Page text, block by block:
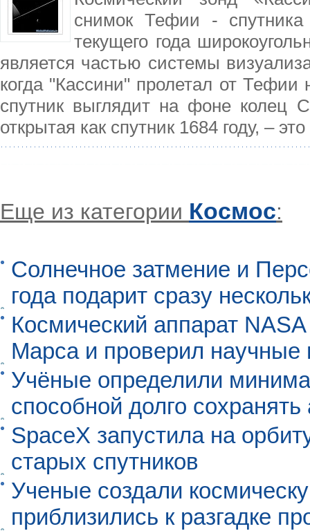
снимок Тефии -
текущего года
является частью системы
когда "Кассини" пролетал от
спутник выглядит на фоне колец
открытая как спутник 1684 году, –
Еще из категории Космос:
Солнечное затмение и
года подарит сразу
Космический аппарат
Марса и проверил научные
Учёные определили
способной долго
SpaceX запустила на
старых спутников
Ученые создали
приблизились к разгадке